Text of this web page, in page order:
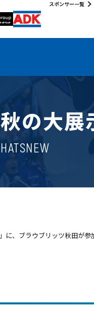
スポンサー一覧
の大展
に、ブラウブリッツ秋田が